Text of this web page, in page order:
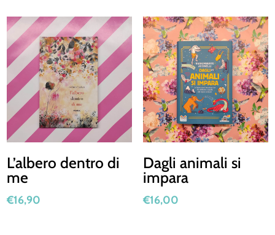
L’albero dentro di
me
€16,90
Dagli animali si
impara
€16,00